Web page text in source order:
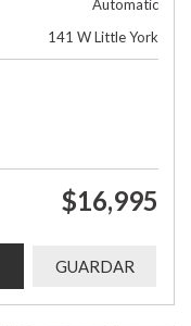
Automatic
141 W Little York
$16,995
GUARDAR